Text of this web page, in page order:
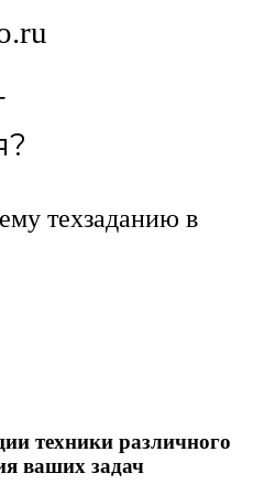
техзаданию в
техники различного
ваших задач